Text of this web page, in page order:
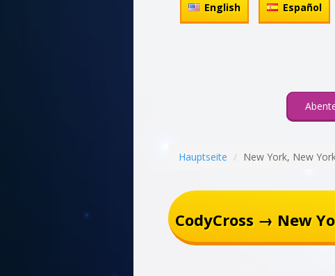
English Español
Hauptseite New York, New
CodyCross → New